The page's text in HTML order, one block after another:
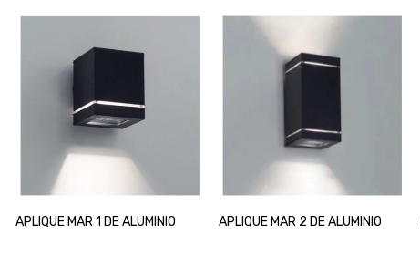
APLIQUE MAR 1 DE ALUMINIO APLIQUE MAR 2 DE ALUMINIO